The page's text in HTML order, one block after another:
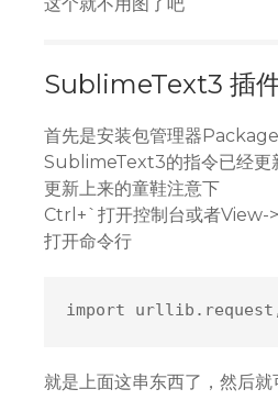
SublimeText3 插
首先是安装包管理器
SublimeText3的指令已经
更新上来的童鞋注意下
Ctrl+`打开控制台或者View-
打开命令行
import
就是上面这串东西了，然后